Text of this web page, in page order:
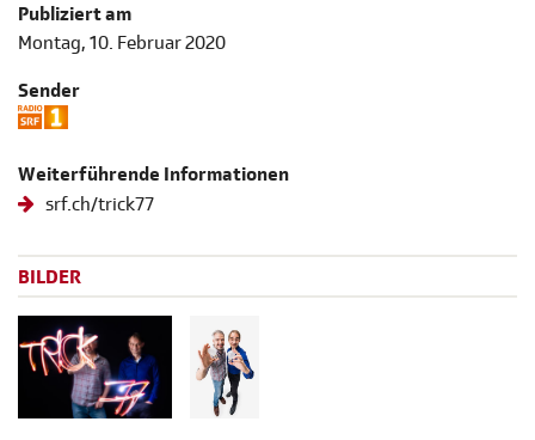
Publiziert am
Montag, 10. Februar 2020
Sender
Weiterführende Informationen
srf.ch/trick77
BILDER